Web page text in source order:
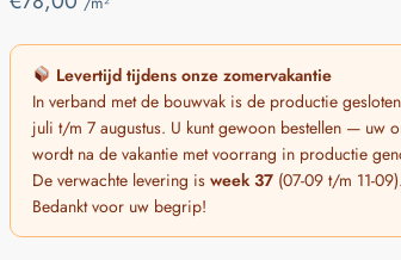
Levertijd tijdens onze zomervakantie
In verband met de bouwvak is de productie
juli t/m 7 augustus. U kunt gewoon bestellen — uw
wordt na de vakantie met voorrang in productie
De verwachte levering isweek 37 (07-09 t/m 11-09).
Bedankt voor uw begrip!